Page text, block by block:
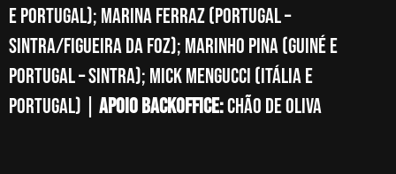
e Portugal); Marina Ferraz (Portugal –
Sintra/Figueira da Foz); Marinho Pina (Guiné e
Portugal – Sintra); Mick Mengucci (Itália e
Portugal) | Apoio backoffice:Chão de Oliva